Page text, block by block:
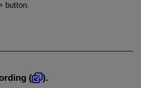
button.
(
).